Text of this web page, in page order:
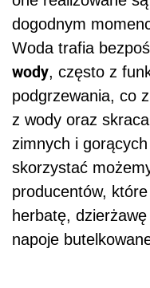
dogodnym
Woda trafia
wody, często z
podgrzewania, co
z wody oraz
zimnych i
skorzystać
producentów,
herbatę,
napoje